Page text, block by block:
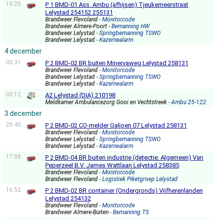
10:25
P 1 BMD-01 Ass. Ambu (afhijsen) Tjeukemeerstraat
Lelystad 254152 255131
Brandweer Flevoland - Monitorcode
Brandweer Almere-Poort - Bemanning HW
Brandweer Lelystad - Springbemanning TSWO
Brandweer Lelystad - Kazernealarm
4 december
00:31 P 2 BMD-02 BR buiten Minervaweg Lelystad 258131
Brandweer Flevoland - Monitorcode
Brandweer Lelystad - Springbemanning TSWO
Brandweer Lelystad - Kazernealarm
00:12
A2 Lelystad (DIA) 210198
Meldkamer Ambulancezorg Gooi en Vechtstreek - Ambu 25-122
3 december
20:40 P 2 BMD-02 CO-melder Galjoen 07 Lelystad 258131
Brandweer Flevoland - Monitorcode
Brandweer Lelystad - Springbemanning TSWO
Brandweer Lelystad - Kazernealarm
17:08
P 2 BMD-04 BR buiten industrie (detectie: Algemeen) Van
Peperzeel B.V. James Wattlaan Lelystad 258385
Brandweer Flevoland - Monitorcode
Brandweer Flevoland - Logistiek Piketgroep Lelystad
16:52
P 2 BMD-02 BR container (Ondergronds) Vijfherenlanden
Lelystad 254132
Brandweer Flevoland - Monitorcode
Brandweer Almere-Buiten - Bemanning TS